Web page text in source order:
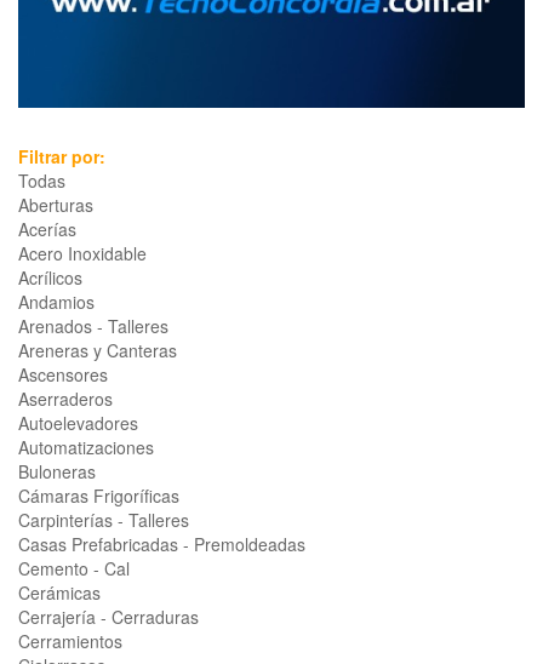
Filtrar por:
Todas
Aberturas
Acerías
Acero Inoxidable
Acrílicos
Andamios
Arenados - Talleres
Areneras y Canteras
Ascensores
Aserraderos
Autoelevadores
Automatizaciones
Buloneras
Cámaras Frigoríficas
Carpinterías - Talleres
Casas Prefabricadas - Premoldeadas
Cemento - Cal
Cerámicas
Cerrajería - Cerraduras
Cerramientos